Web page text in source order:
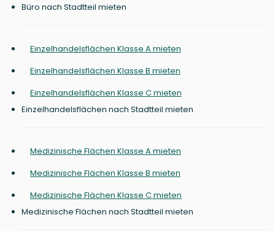
Büro nach Stadtteil mieten
Einzelhandelsflächen Klasse A mieten
Einzelhandelsflächen Klasse B mieten
Einzelhandelsflächen Klasse C mieten
Einzelhandelsflächen nach Stadtteil mieten
Medizinische Flächen Klasse A mieten
Medizinische Flächen Klasse B mieten
Medizinische Flächen Klasse C mieten
Medizinische Flächen nach Stadtteil mieten